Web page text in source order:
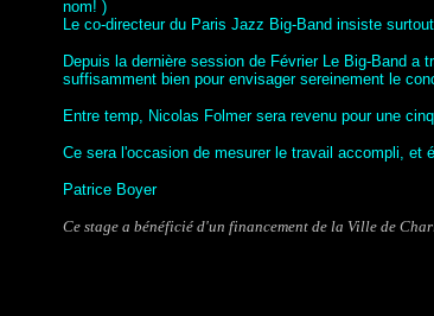
nom! )
Le co-directeur du Paris Jazz Big-Band insiste
Depuis la dernière session de Février Le Big-Band a
suffisamment bien pour envisager sereinement le
Entre temp, Nicolas Folmer sera revenu pour une
Ce sera l'occasion de mesurer le travail accompli, et
Patrice Boyer
Ce stage a bénéficié d'un financement de la Ville de